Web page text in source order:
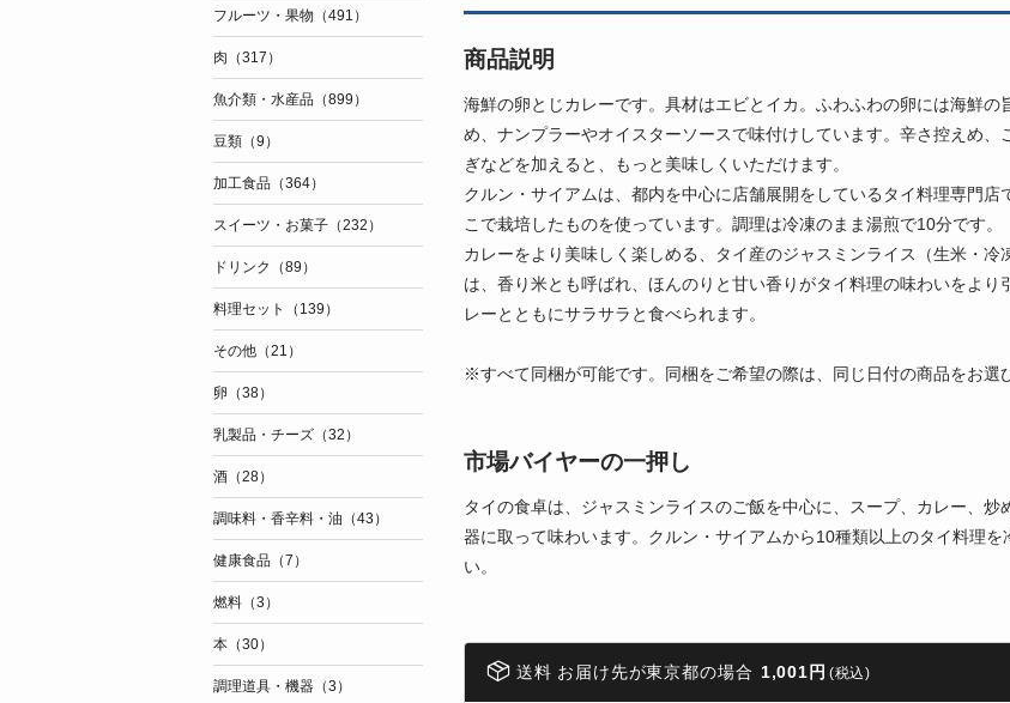
商品説明
海鮮の卵とじカレーです。具材はエビとイカ。ふわふわの卵には海鮮
め、ナンプラーやオイスターソースで味付けしています。辛さ控えめ
ぎなどを加えると、もっと美味しくいただけます。
クルン・サイアムは、都内を中心に店舗展開をしているタイ料理専門
こで栽培したものを使っています。調理は冷凍のまま湯煎で10分です。
カレーをより美味しく楽しめる、タイ産のジャスミンライス（生米・
は、香り米とも呼ばれ、ほんのりと甘い香りがタイ料理の味わいをよ
レーとともにサラサラと食べられます。
※すべて同梱が可能です。同梱をご希望の際は、同じ日付の商品をお選
市場バイヤーの一押し
タイの食卓は、ジャスミンライスのご飯を中心に、スープ、カレー、
器に取って味わいます。クルン・サイアムから10種類以上のタイ料理
い。
送料 お届け先が東京都の場合 1,001円 (税込)
フルーツ・果物（491）
肉（317）
魚介類・水産品（899）
豆類（9）
加工食品（364）
スイーツ・お菓子（232）
ドリンク（89）
料理セット（139）
その他（21）
卵（38）
乳製品・チーズ（32）
酒（28）
調味料・香辛料・油（43）
健康食品（7）
燃料（3）
本（30）
調理道具・機器（3）